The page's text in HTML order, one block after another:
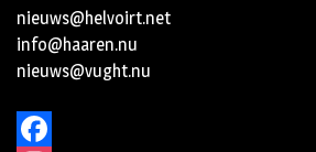
nieuws@helvoirt.net
info@haaren.nu
nieuws@vught.nu